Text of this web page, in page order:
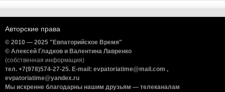
Авторские права
© 2010 — 2025 "Евпаторийское Время"
© Алексей Гладков и Валентина Лавренко
(собственная информация)
тел. +7(978)574-27-25. E-mail: evpatoriatime@mail.com ,
evpatoriatime@yandex.ru
Мы искренне благодарны нашим друзьям — телеканалам